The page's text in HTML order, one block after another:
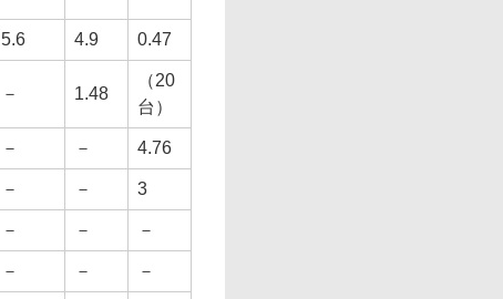
5.6 4.9 0.47
－ 1.48
（20
台）
－ － 4.76
－ － 3
－ － －
－ － －